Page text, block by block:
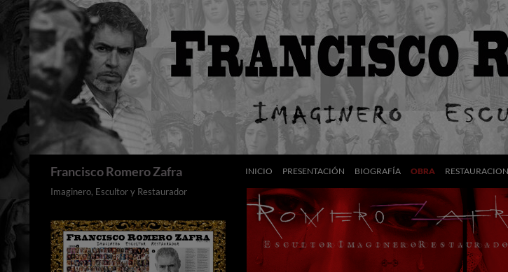
Saltar
contenido
Francisco Romero Zafra INICIO PRESENTACIÓN BIOGRAFÍA OBRA
Imaginero, Escultor y Restaurador